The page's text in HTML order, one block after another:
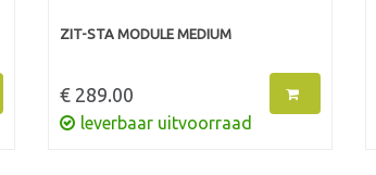
ZIT-STA MODULE MEDIUM
€ 289.00
leverbaar uitvoorraad